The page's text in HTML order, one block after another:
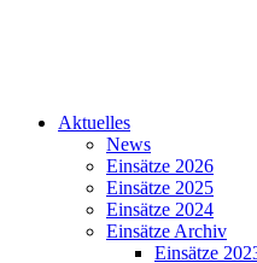
Aktuelles
News
Einsätze 2026
Einsätze 2025
Einsätze 2024
Einsätze Archiv
Einsätze